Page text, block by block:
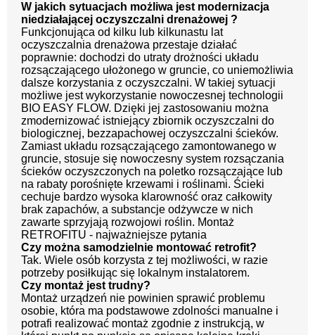
W jakich sytuacjach możliwa jest modernizacja
niedziałającej oczyszczalni drenażowej ?
Funkcjonująca od kilku lub kilkunastu lat
oczyszczalnia drenażowa przestaje działać
poprawnie: dochodzi do utraty drożności układu
rozsączającego ułożonego w gruncie, co uniemożliwia
dalsze korzystania z oczyszczalni. W takiej sytuacji
możliwe jest wykorzystanie nowoczesnej technologii
BIO EASY FLOW. Dzięki jej zastosowaniu można
zmodernizować istniejący zbiornik oczyszczalni do
biologicznej, bezzapachowej oczyszczalni ścieków.
Zamiast układu rozsączającego zamontowanego w
gruncie, stosuje się nowoczesny system rozsączania
ścieków oczyszczonych na poletko rozsączające lub
na rabaty porośnięte krzewami i roślinami. Ścieki
cechuje bardzo wysoka klarowność oraz całkowity
brak zapachów, a substancje odżywcze w nich
zawarte sprzyjają rozwojowi roślin. Montaż
RETROFITU - najważniejsze pytania
Czy można samodzielnie montować retrofit?
Tak. Wiele osób korzysta z tej możliwości, w razie
potrzeby posiłkując się lokalnym instalatorem.
Czy montaż jest trudny?
Montaż urządzeń nie powinien sprawić problemu
osobie, która ma podstawowe zdolności manualne i
potrafi realizować montaż zgodnie z instrukcją, w